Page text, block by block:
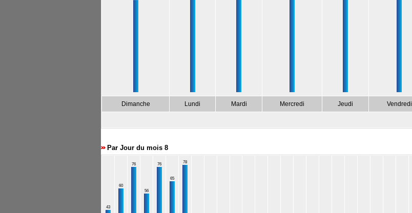
Dimanche Lundi Mardi Mercredi Jeudi Vendredi
Par Jour du mois 8
43
60
76
56
76
65
78